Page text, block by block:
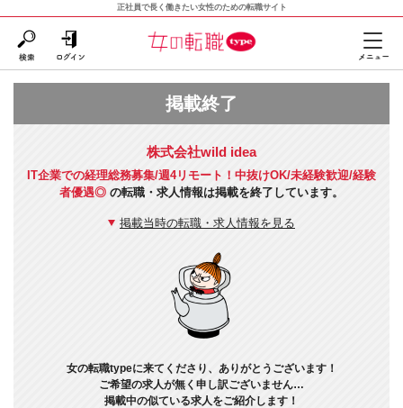
正社員で長く働きたい女性のための転職サイト
掲載終了
株式会社wild idea
IT企業での経理総務募集/週4リモート！中抜けOK/未経験歓迎/経験
者優遇◎ の転職・求人情報は掲載を終了しています。
掲載当時の転職・求人情報を見る
女の転職typeに来てくださり、ありがとうございます！
ご希望の求人が無く申し訳ございません…
掲載中の似ている求人をご紹介します！